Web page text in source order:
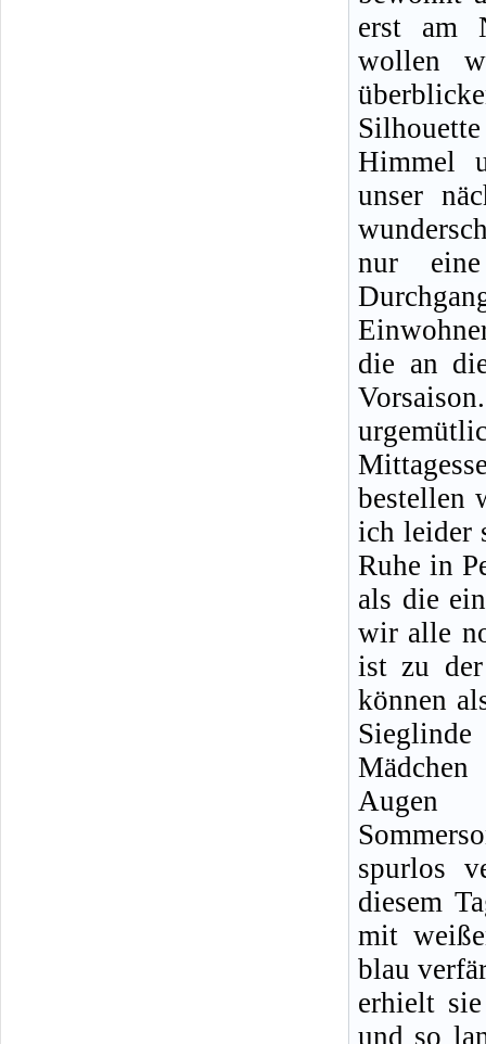
erst am
wollen
Himmel
unser
nur
die an
bestellen
ich leider
Ruhe in
als die
wir alle
ist zu
können
spurlos
diesem
mit
blau
erhielt
und so